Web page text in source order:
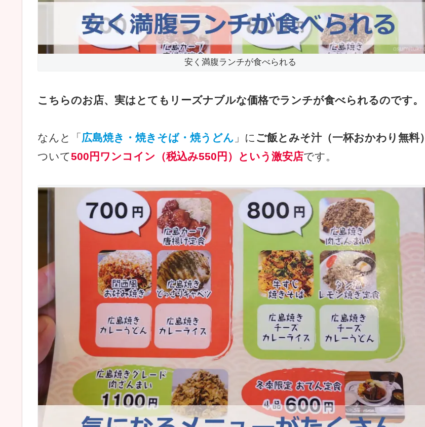
安く満腹ランチが食べられる
こちらのお店、実はとてもリーズナブルな価格でランチが食べられるのです。
なんと「 広島焼き・焼きそば・焼うどん 」に ご飯とみそ汁（一杯おかわり無料）
ついて500円ワンコイン（税込み550円）という激安店です。